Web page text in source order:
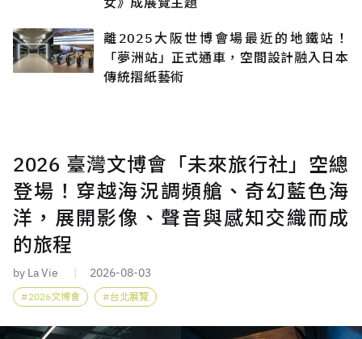
離2025大阪世博會場最近的地鐵站！
「夢洲站」正式通車，空間設計融入日本
傳統摺紙藝術
2026 臺灣文博會「未來旅行社」空總
登場！穿越海況調頻艙、奇幻藍色海
洋，展開影像、聲音與感知交織而成
的旅程
by La Vie 2026-08-03
2026文博會 台北展覽